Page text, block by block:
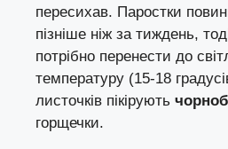
пересихав. Паростки
пізніше ніж за тиждень,
потрібно перенести до
температуру (15-18
листочків пікірують
горщечки.